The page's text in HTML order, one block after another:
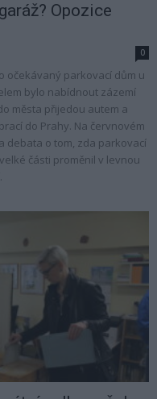
Opozice
0
očekávaný parkovací dům u
bylo nabídnout zázemí
města přijedou autem a
do Prahy. Na červnovém
debata o tom, zda parkovací
části proměnil v levnou